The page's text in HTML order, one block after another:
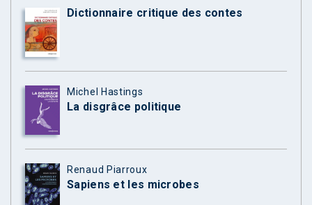
Dictionnaire critique des contes
Michel Hastings
La disgrâce politique
Renaud Piarroux
Sapiens et les microbes